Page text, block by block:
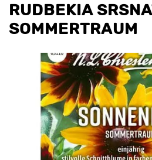
RUDBEKIA
SOMMERTRAUM